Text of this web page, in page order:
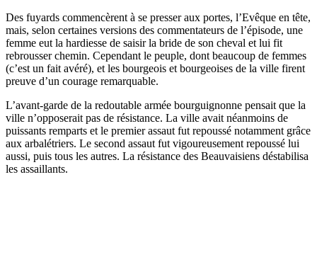
Des fuyards commencèrent à se presser aux portes, l’Evêque en tête,
mais, selon certaines versions des commentateurs de l’épisode, une
femme eut la hardiesse de saisir la bride de son cheval et lui fit
rebrousser chemin. Cependant le peuple, dont beaucoup de femmes
(c’est un fait avéré), et les bourgeois et bourgeoises de la ville firent
preuve d’un courage remarquable.
L’avant-garde de la redoutable armée bourguignonne pensait que la
ville n’opposerait pas de résistance. La ville avait néanmoins de
puissants remparts et le premier assaut fut repoussé notamment grâce
aux arbalétriers. Le second assaut fut vigoureusement repoussé lui
aussi, puis tous les autres. La résistance des Beauvaisiens déstabilisa
les assaillants.